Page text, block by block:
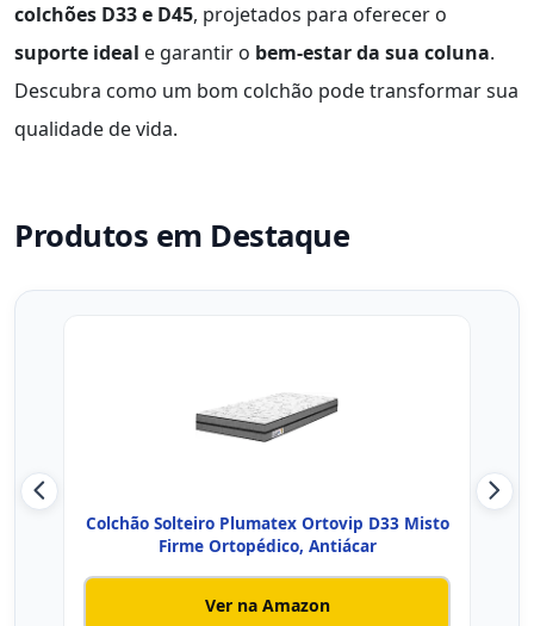
colchões D33 e D45, projetados para oferecer o
suporte ideal e garantir o bem-estar da sua coluna.
Descubra como um bom colchão pode transformar sua
qualidade de vida.
Produtos em Destaque
Colchão Solteiro Plumatex Ortovip D33 Misto
Firme Ortopédico, Antiácar
Ver na Amazon